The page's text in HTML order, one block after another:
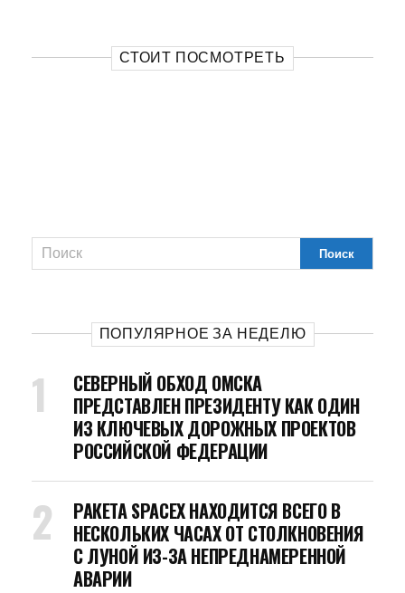
СТОИТ ПОСМОТРЕТЬ
ПОПУЛЯРНОЕ ЗА НЕДЕЛЮ
СЕВЕРНЫЙ ОБХОД ОМСКА
ПРЕДСТАВЛЕН ПРЕЗИДЕНТУ КАК ОДИН
ИЗ КЛЮЧЕВЫХ ДОРОЖНЫХ ПРОЕКТОВ
РОССИЙСКОЙ ФЕДЕРАЦИИ
РАКЕТА SPACEX НАХОДИТСЯ ВСЕГО В
НЕСКОЛЬКИХ ЧАСАХ ОТ СТОЛКНОВЕНИЯ
С ЛУНОЙ ИЗ-ЗА НЕПРЕДНАМЕРЕННОЙ
АВАРИИ